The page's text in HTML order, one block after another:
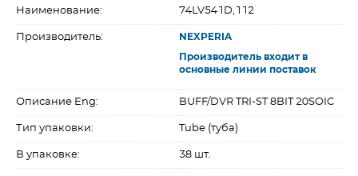
Наименование: 74LV541D,112
Производитель: NEXPERIA
Производитель входит в
основные линии поставок
Описание Eng: BUFF/DVR TRI-ST 8BIT 20SOIC
Тип упаковки: Tube (туба)
В упаковке: 38 шт.